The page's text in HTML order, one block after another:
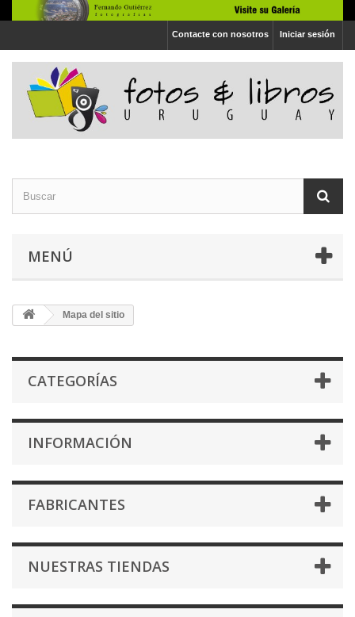
Iniciar sesión
Contacte con nosotros
MENÚ
Mapa del sitio
CATEGORÍAS
INFORMACIÓN
FABRICANTES
NUESTRAS TIENDAS